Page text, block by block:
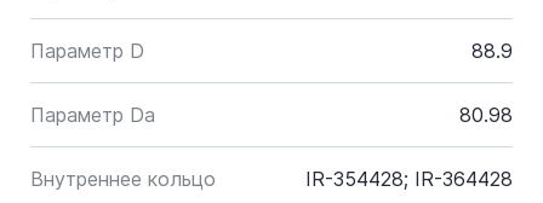
Параметр D 88.9
Параметр Da 80.98
Внутреннее кольцо IR-354428; IR-364428